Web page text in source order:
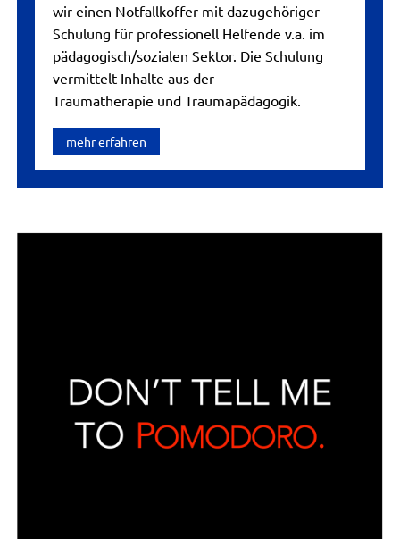
wir einen Notfallkoffer mit dazugehöriger
Schulung für professionell Helfende v.a. im
pädagogisch/sozialen Sektor. Die Schulung
vermittelt Inhalte aus der
Traumatherapie und Traumapädagogik.
mehr erfahren